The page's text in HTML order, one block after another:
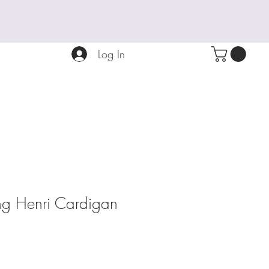
Log In
Henri Cardigan